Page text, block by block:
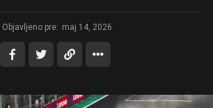
Objavljeno pre: maj 14, 2026